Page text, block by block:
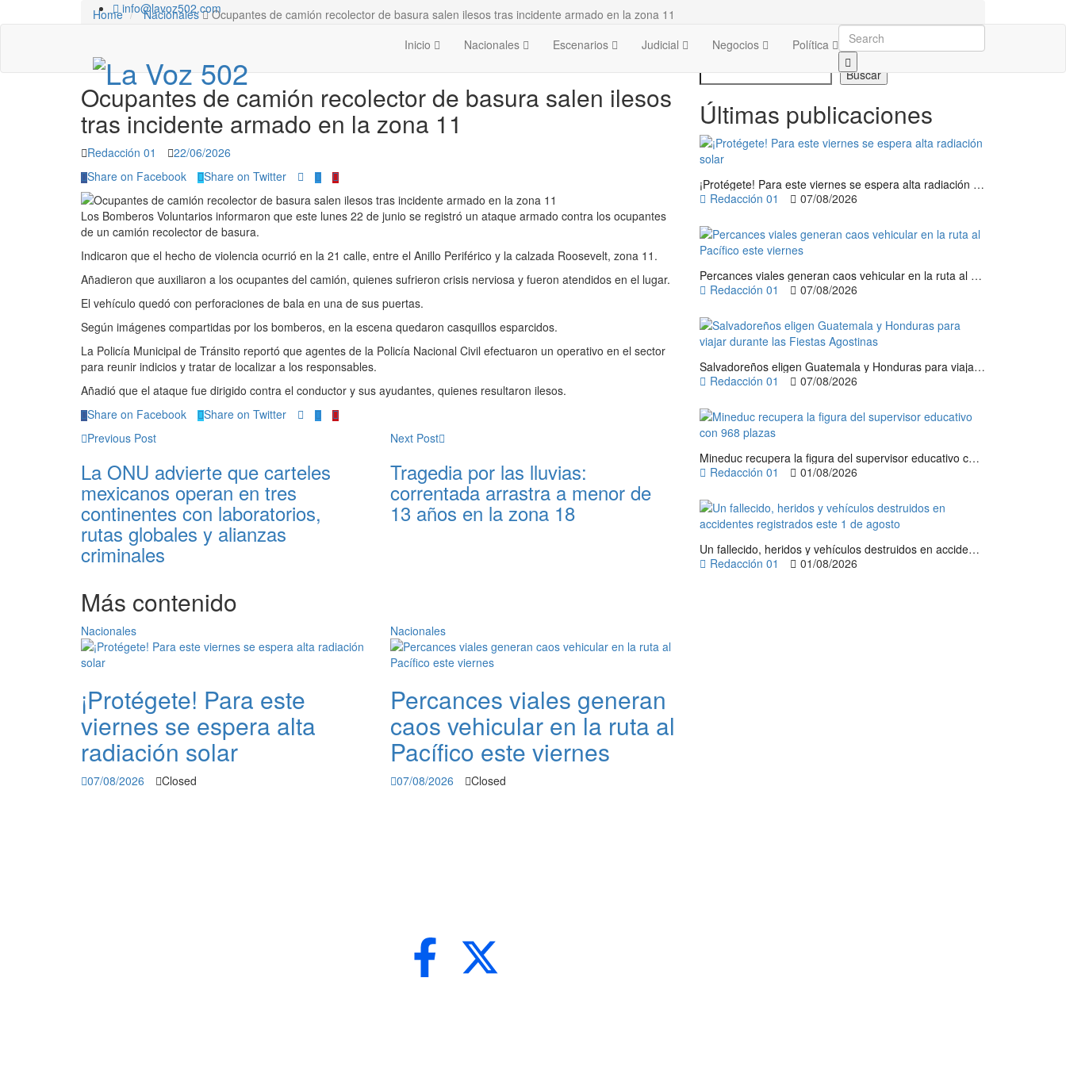
info@lavoz502.com
Inicio Nacionales Escenarios Judicial Negocios Política
Home Nacionales Ocupantes de camión recolector de basura salen ilesos tras incidente armado en la zona 11
Ocupantes de camión recolector de basura salen ilesos
tras incidente armado en la zona 11
Redacción 01
22/06/2026
Share on Facebook
Share on Twitter
Los Bomberos Voluntarios informaron que este lunes 22 de junio se registró un ataque armado contra los ocupantes
de un camión recolector de basura.
Indicaron que el hecho de violencia ocurrió en la 21 calle, entre el Anillo Periférico y la calzada Roosevelt, zona 11.
Añadieron que auxiliaron a los ocupantes del camión, quienes sufrieron crisis nerviosa y fueron atendidos en el lugar.
El vehículo quedó con perforaciones de bala en una de sus puertas.
Según imágenes compartidas por los bomberos, en la escena quedaron casquillos esparcidos.
La Policía Municipal de Tránsito reportó que agentes de la Policía Nacional Civil efectuaron un operativo en el sector
para reunir indicios y tratar de localizar a los responsables.
Añadió que el ataque fue dirigido contra el conductor y sus ayudantes, quienes resultaron ilesos.
Share on Facebook
Share on Twitter
Previous Post
La ONU advierte que carteles
mexicanos operan en tres
continentes con laboratorios,
rutas globales y alianzas
criminales
Next Post
Tragedia por las lluvias:
correntada arrastra a menor de
13 años en la zona 18
Más contenido
Nacionales
¡Protégete! Para este
viernes se espera alta
radiación solar
07/08/2026 Closed
Nacionales
Percances viales generan
caos vehicular en la ruta al
Pacífico este viernes
07/08/2026 Closed
Buscar
Buscar
Últimas publicaciones
¡Protégete! Para este viernes se espera alta radiación solar
Redacción 01
07/08/2026
Percances viales generan caos vehicular en la ruta al Pacífico este viernes
Redacción 01
07/08/2026
Salvadoreños eligen Guatemala y Honduras para viajar durante las Fiestas Agostinas
Redacción 01
07/08/2026
Mineduc recupera la figura del supervisor educativo con 968 plazas
Redacción 01
01/08/2026
Un fallecido, heridos y vehículos destruidos en accidentes registrados este 1 de agosto
Redacción 01
01/08/2026